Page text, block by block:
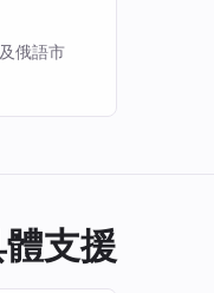
俄語市
支援